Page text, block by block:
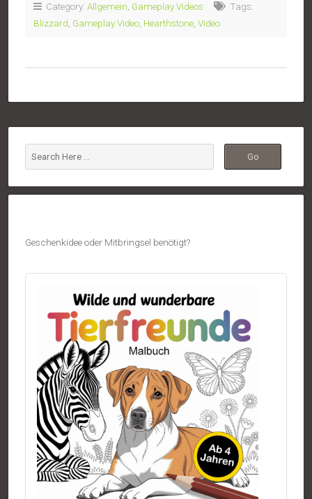
Category: Allgemein Gameplay Videos
Tags:
Blizzard Gameplay Video Hearthstone Video
Geschenkidee oder Mitbringsel benötigt?